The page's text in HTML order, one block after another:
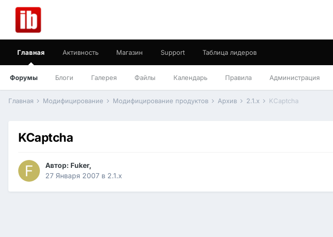
Главная
Форумы Блоги Галерея Файлы Календарь Правила Администрация
Активность Магазин Support Таблица лидеров
Главная Модифицирование Модифицирование продуктов Архив 2.1.x KCaptcha
KCaptcha
Автор: Fuker,
27 Января 2007 в 2.1.x